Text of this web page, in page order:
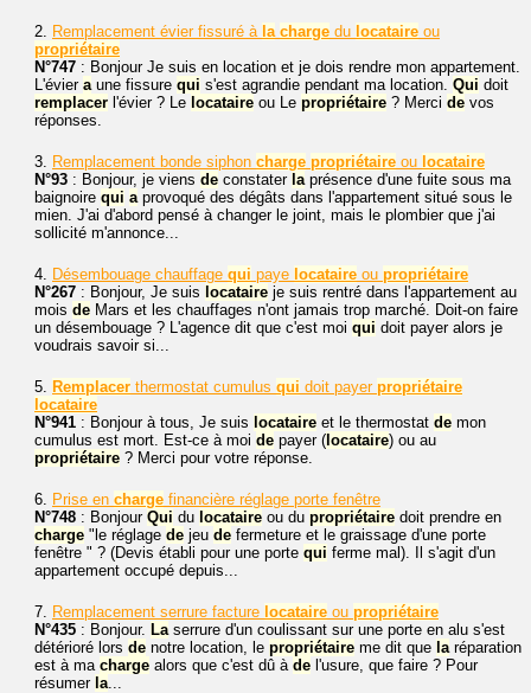
2. Remplacement évier fissuré à la charge du locataire ou
propriétaire
N°747 : Bonjour Je suis en location et je dois rendre mon appartement.
L'évier aune fissure qui s'est agrandie pendant ma location. Qui doit
remplacer l'évier ? Le locataire ou Le propriétaire ? Merci de vos
réponses.
3. Remplacement bonde siphon charge propriétaire ou locataire
N°93 : Bonjour, je viens de constater laprésence d'une fuite sous ma
baignoire qui aprovoqué des dégâts dans l'appartement situé sous le
mien. J'ai d'abord pensé à changer le joint, mais le plombier que j'ai
sollicité m'annonce...
4. Désembouage chauffage qui paye locataire ou propriétaire
N°267 : Bonjour, Je suis locataire je suis rentré dans l'appartement au
mois de Mars et les chauffages n'ont jamais trop marché. Doit-on faire
un désembouage ? L'agence dit que c'est moi qui doit payer alors je
voudrais savoir si...
5. Remplacer thermostat cumulus qui doit payer propriétaire
locataire
N°941 : Bonjour à tous, Je suis locataire et le thermostat de mon
cumulus est mort. Est-ce à moi de payer ( locataire) ou au
propriétaire ? Merci pour votre réponse.
6. Prise en charge financière réglage porte fenêtre
N°748 : Bonjour Qui du locataire ou du propriétaire doit prendre en
charge "le réglage de jeu de fermeture et le graissage d'une porte
fenêtre " ? (Devis établi pour une porte qui ferme mal). Il s'agit d'un
appartement occupé depuis...
7. Remplacement serrure facture locataire ou propriétaire
N°435 : Bonjour. Laserrure d'un coulissant sur une porte en alu s'est
détérioré lors de notre location, le propriétaire me dit que laréparation
est à ma charge alors que c'est dû à de l'usure, que faire ? Pour
résumer la...